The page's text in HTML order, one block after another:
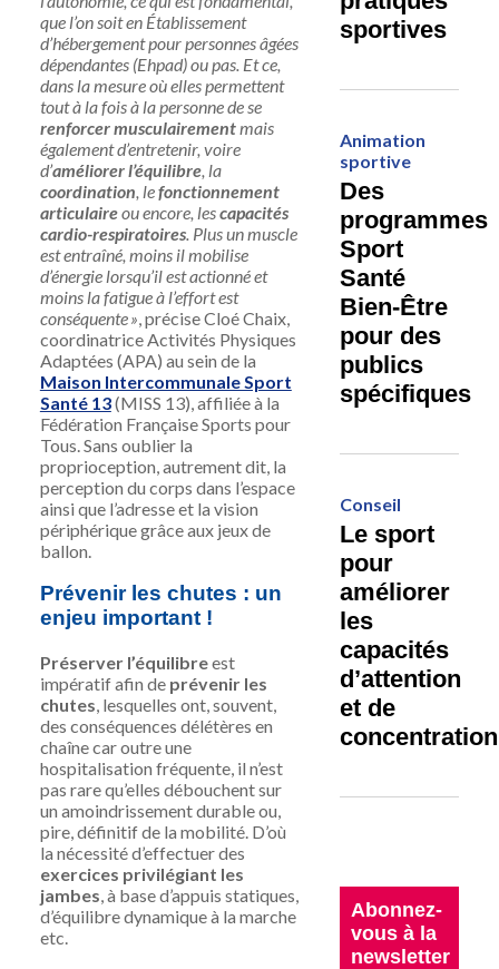
que l’on soit en Établissement
d’hébergement pour personnes âgées
dépendantes (Ehpad) ou pas. Et ce,
dans la mesure où elles permettent
tout à la fois à la personne de se
renforcer musculairementmais
également d’entretenir, voire
d’améliorer l’équilibre, la
coordination , lefonctionnement
articulaireou encore, lescapacités
cardio-respiratoires. Plus un muscle
est entraîné, moins il mobilise
d’énergie lorsqu’il est actionné et
moins la fatigue à l’effort est
conséquente » , précise Cloé Chaix,
coordinatrice Activités Physiques
Adaptées (APA) au sein de la
Maison Intercommunale Sport
Santé 13(MISS 13), affiliée à la
Fédération Française Sports pour
Tous. Sans oublier la
proprioception, autrement dit, la
perception du corps dans l’espace
ainsi que l’adresse et la vision
périphérique grâce aux jeux de
ballon.
Prévenir les chutes : un
enjeu important !
Préserver l’équilibreest
impératif afin de prévenir les
chutes, lesquelles ont, souvent,
des conséquences délétères en
chaîne car outre une
hospitalisation fréquente, il n’est
pas rare qu’elles débouchent sur
un amoindrissement durable ou,
pire, définitif de la mobilité. D’où
la nécessité d’effectuer des
exercices privilégiant les
jambes, à base d’appuis statiques,
d’équilibre dynamique à la marche
etc.
sportives
Animation
sportive
Des
programmes
Sport
Santé
Bien-Être
pour des
publics
spécifiques
Conseil
Le sport
pour
améliorer
les
capacités
d’attention
et de
concentration
Abonnez-
vous à la
newsletter